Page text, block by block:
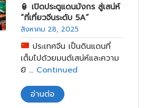
🏮 เปิดประตูแดนมังกร สู่เสน่ห์
“ที่เที่ยวจีนระดับ 5A”
สิงหาคม 28, 2025
ประเทศจีน เป็นดินแดนที่
เต็มไปด้วยมนต์เสน่ห์และความ
ยิ … Continued
อ่านต่อ